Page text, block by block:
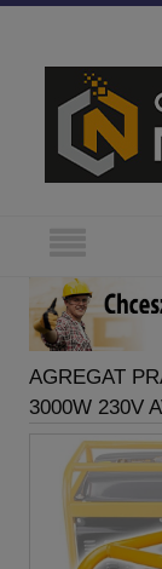
AGREGAT
3000W 230V